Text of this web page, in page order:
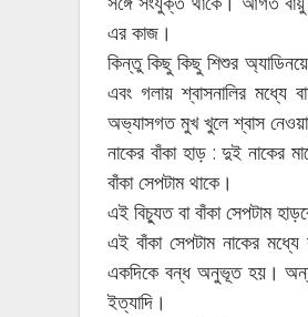
এর কাজ।
কিন্তু কিছু কিছু শিশুর
এবং গলায় শ্বাসনালির মধ্যে
অভ্যাসগত মুখ খুলে শ্বাস
নাকের বাঁকা হাড় : দুই নাকের
বাঁকা সেপটাম থাকে।
এই বিচ্যুত বা বাঁকা
এই বাঁকা সেপটাম নাকের
একদিকে বন্ধ অনুভূত হয়। অন্য
ইত্যাদি।